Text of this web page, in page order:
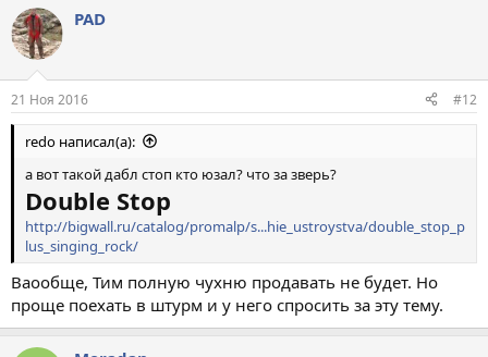
PAD
21 Ноя 2016 #12
redo написал(а):
а вот такой дабл стоп кто юзал? что за зверь?
Double Stop
http://bigwall.ru/catalog/promalp/s...hie_ustroystva/double_stop_p
lus_singing_rock/
Ваообще, Тим полную чухню продавать не будет. Но
проще поехать в штурм и у него спросить за эту тему.